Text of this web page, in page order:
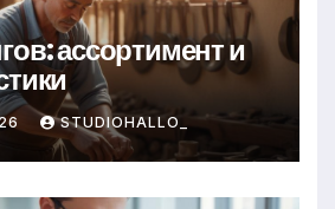
ассортимент и
STUDIOHALLO_